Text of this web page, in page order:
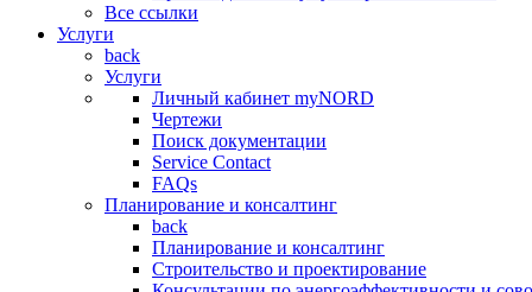
Все ссылки
Услуги
back
Услуги
Личный кабинет myNORD
Чертежи
Поиск документации
Service Contact
FAQs
Планирование и консалтинг
back
Планирование и консалтинг
Строительство и проектирование